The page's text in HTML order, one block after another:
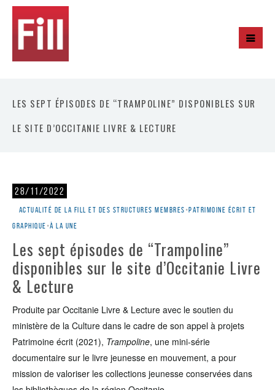
LES SEPT ÉPISODES DE “TRAMPOLINE” DISPONIBLES SUR
LE SITE D’OCCITANIE LIVRE & LECTURE
28/11/2022
Actualité de la Fill et des structures membres •Patrimoine écrit et
graphique •À la une
Les sept épisodes de “Trampoline”
disponibles sur le site d’Occitanie Livre
& Lecture
Produite par Occitanie Livre & Lecture avec le soutien du
ministère de la Culture dans le cadre de son appel à projets
Patrimoine écrit (2021), Trampoline, une mini-série
documentaire sur le livre jeunesse en mouvement, a pour
mission de valoriser les collections jeunesse conservées dans